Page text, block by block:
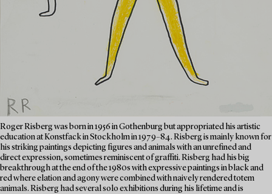
Roger Risberg was born in 1956 in Gothenburg but appropriated his artistic
education at Konstfack in Stockholm in 1979–84. Risberg is mainly known for
his striking paintings depicting figures and animals with an unrefined and
direct expression, sometimes reminiscent of graffiti. Risberg had his big
breakthrough at the end of the 1980s with expressive paintings in black and
red where elation and agony were combined with naively rendered totem
animals. Risberg had several solo exhibitions during his lifetime and is